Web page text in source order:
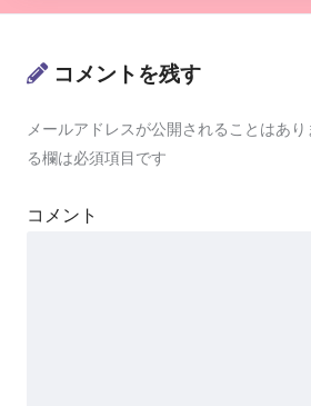
コメントを残す
メールアドレスが公開されることはあり
る欄は必須項目です
コメント